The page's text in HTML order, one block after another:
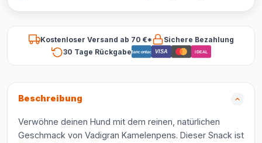
Kostenloser Versand ab 70 €*
Sichere Bezahlung
30 Tage RückgabeBancontact VISA iDEAL
Beschreibung
Verwöhne deinen Hund mit dem reinen, natürlichen
Geschmack von Vadigran Kamelenpens. Dieser Snack ist